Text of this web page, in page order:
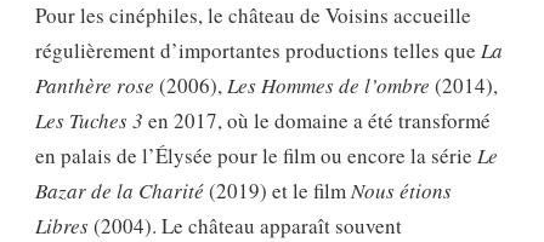
Pour les cinéphiles, le château de Voisins accueille
régulièrement d’importantes productions telles que La
Panthère rose (2006),Les Hommes de l’ombre (2014),
Les Tuches 3 en 2017, où le domaine a été transformé
en palais de l’Élysée pour le film ou encore la série Le
Bazar de la Charité(2019) et le filmNous étions
Libres(2004). Le château apparaît souvent